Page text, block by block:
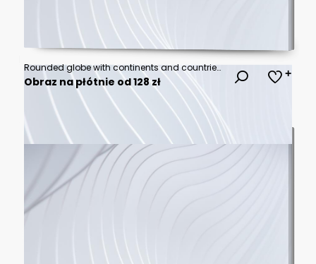
Rounded globe with continents and countries. Isolated world map with grained texture. Traveling and business infographics background. Vector in flat style
Obraz na płótnie od 128 zł